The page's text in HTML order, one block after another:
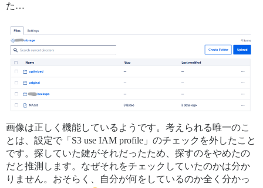
た…
画像は正しく機能しているようです。考えられる唯一のこ
とは、設定で「S3 use IAM profile」のチェックを外したこと
です。探していた鍵がそれだったため、探すのをやめたの
だと推測します。なぜそれをチェックしていたのかは分か
りません。おそらく、自分が何をしているのか全く分かっ